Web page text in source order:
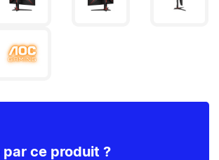
par ce produit ?